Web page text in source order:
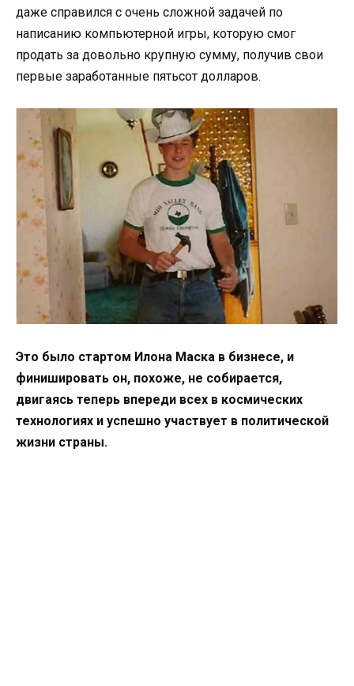
даже справился с очень сложной задачей по
написанию компьютерной игры, которую смог
продать за довольно крупную сумму, получив свои
первые заработанные пятьсот долларов.
Это было стартом Илона Маска в бизнесе, и
финишировать он, похоже, не собирается,
двигаясь теперь впереди всех в космических
технологиях и успешно участвует в политической
жизни страны.